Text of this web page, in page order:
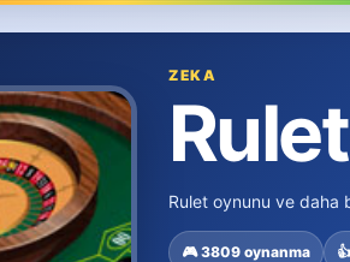
ZEKA
Rulet
Rulet oynunu ve daha
🎮 3809 oynanma